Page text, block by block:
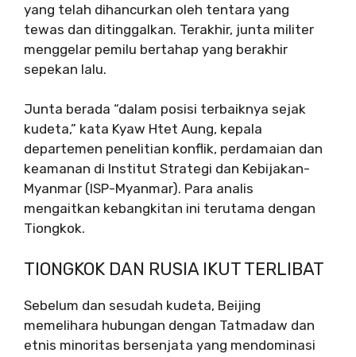
yang telah dihancurkan oleh tentara yang
tewas dan ditinggalkan. Terakhir, junta militer
menggelar pemilu bertahap yang berakhir
sepekan lalu.
Junta berada “dalam posisi terbaiknya sejak
kudeta,” kata Kyaw Htet Aung, kepala
departemen penelitian konflik, perdamaian dan
keamanan di Institut Strategi dan Kebijakan-
Myanmar (ISP-Myanmar). Para analis
mengaitkan kebangkitan ini terutama dengan
Tiongkok.
TIONGKOK DAN RUSIA IKUT TERLIBAT
Sebelum dan sesudah kudeta, Beijing
memelihara hubungan dengan Tatmadaw dan
etnis minoritas bersenjata yang mendominasi